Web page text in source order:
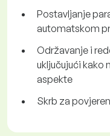
Postavljanje
automatskom
Održavanje i
uključujući kako
aspekte
Skrb za